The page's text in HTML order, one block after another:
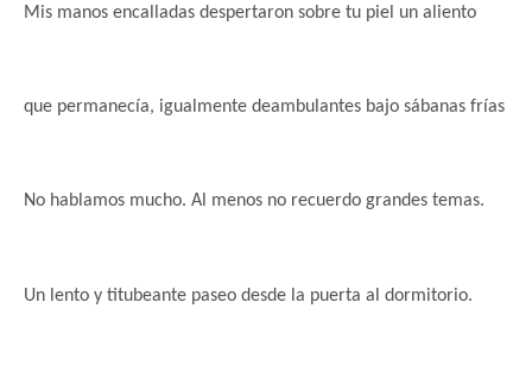
Mis manos encalladas despertaron sobre tu piel un aliento
que permanecía, igualmente deambulantes bajo sábanas frías
No hablamos mucho. Al menos no recuerdo grandes temas.
Un lento y titubeante paseo desde la puerta al dormitorio.